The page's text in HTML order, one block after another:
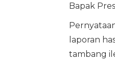
Bapak
laporan
tambang